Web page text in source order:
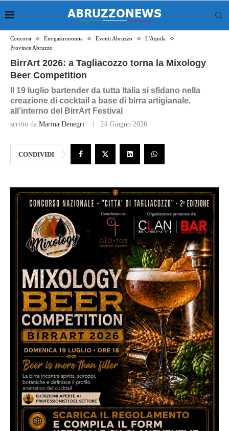
Concorsi Enogastronomia Eventi Abruzzo
L'Aquila
Province Abruzzo
BirrArt 2026: a Tagliacozzo torna la Mixology
Beer Competition
Il 19 luglio bartender da tutta Italia si sfidano nella
creazione di cocktail a base di birra artigianale,
all’interno del BirrArt Festival
scritto da Marina Denegri 24 Giugno 2026
CONDIVIDI